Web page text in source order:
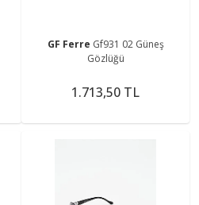
GF Ferre Gf931 02 Güneş
Gözlüğü
1.713,50 TL